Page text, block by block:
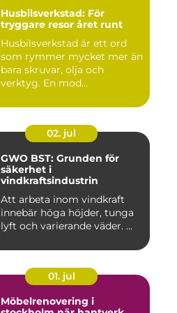
Husbilsverkstad: För
tryggare resor året runt
Husbilsverkstad är ett ord
som rymmer mycket mer än
bara skruvar, olja och
verktyg. En mod...
02. jul
GWO BST: Grunden för
säkerhet i
vindkraftsindustrin
Att arbeta inom vindkraft
innebär höga höjder, tunga
lyft och varierande väder. ...
01. jul
Möbelrenovering i